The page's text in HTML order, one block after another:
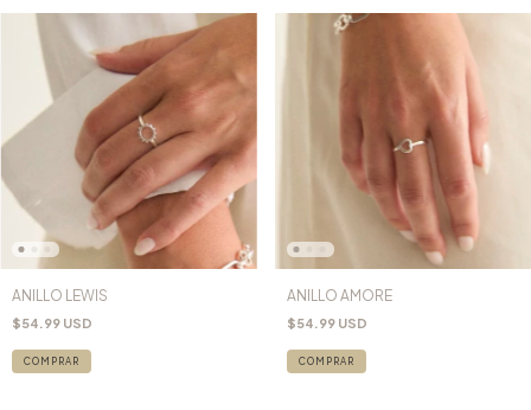
ANILLO LEWIS
$54.99 USD
COMPRAR
ANILLO AMORE
$54.99 USD
COMPRAR